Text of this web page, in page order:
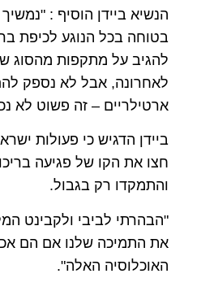
הנשיא ביידן הוסיף :
בטוחה בכל הנוגע לכיפת
להגיב על מתקפות מהסוג
לאחרונה, אבל לא נספק
ארטילריים – זה פשוט לא
ביידן הדגיש כי פעולות
חצו את הקו של פגיעה
והתמקדו רק בגבול.
"הבהרתי לביבי ולקבינט
את התמיכה שלנו אם הם אכן
האוכלוסיה האלה".